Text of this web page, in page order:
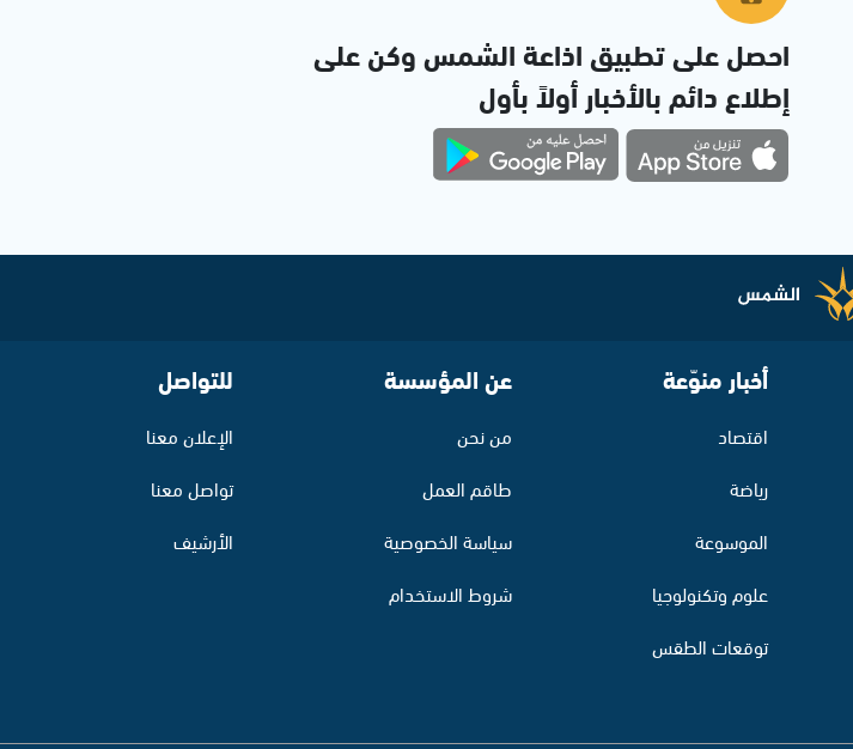
احصل على تطبيق اذاعة الشمس وكن على
إطلاع دائم بالأخبار أولاً بأول
أخبار منوّعة
اقتصاد
رياضة
الموسوعة
علوم وتكنولوجيا
توقعات الطقس
عن المؤسسة
من نحن
طاقم العمل
سياسة الخصوصية
شروط الاستخدام
للتواصل
الإعلان معنا
تواصل معنا
الأرشيف